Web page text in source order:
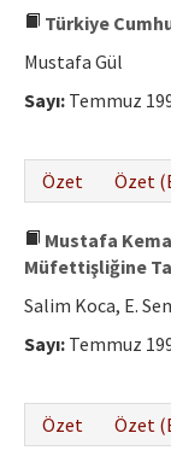
Türkiye
Mustafa Gül
Sayı: Temmuz
Özet
Özet
Mustafa
Müfettişliğine
Salim Koca, E.
Sayı: Temmuz
Özet
Özet